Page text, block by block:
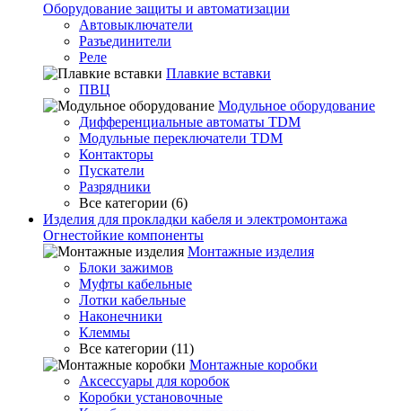
Оборудование защиты и автоматизации
Автовыключатели
Разъединители
Реле
Плавкие вставки
ПВЦ
Модульное оборудование
Дифференциальные автоматы TDM
Модульные переключатели TDM
Контакторы
Пускатели
Разрядники
Все категории (6)
Изделия для прокладки кабеля и электромонтажа
Огнестойкие компоненты
Монтажные изделия
Блоки зажимов
Муфты кабельные
Лотки кабельные
Наконечники
Клеммы
Все категории (11)
Монтажные коробки
Аксессуары для коробок
Коробки установочные